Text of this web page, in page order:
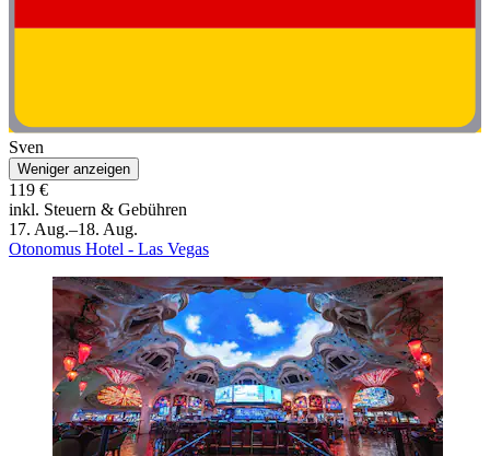
Sven
Weniger anzeigen
119 €
inkl. Steuern & Gebühren
17. Aug.–18. Aug.
Otonomus Hotel - Las Vegas